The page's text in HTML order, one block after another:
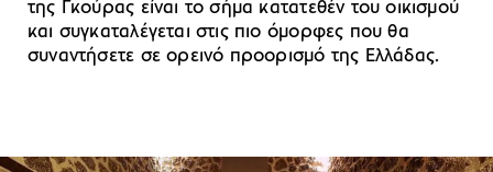
της Γκούρας είναι το σήμα κατατεθέν του οικισμού
και συγκαταλέγεται στις πιο όμορφες που θα
συναντήσετε σε ορεινό προορισμό της Ελλάδας.